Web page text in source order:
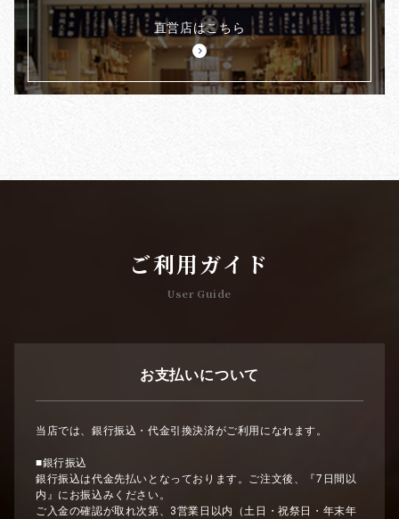
直営店はこちら
ご利用ガイド
User Guide
お支払いについて
当店では、銀行振込・代金引換決済がご利用になれます。
■銀行振込
銀行振込は代金先払いとなっております。ご注文後、『7日間以
内』にお振込みください。
ご入金の確認が取れ次第、3営業日以内（土日・祝祭日・年末年